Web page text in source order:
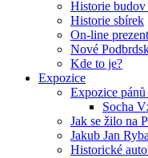
Historie budov
Historie sbírek
On-line
Nové
Kde to je?
Expozice
Expozice
Socha
Jak se žilo na
Jakub Jan Ryba
Historické